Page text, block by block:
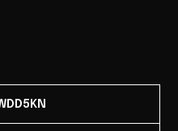
al Controller codice
automatico.